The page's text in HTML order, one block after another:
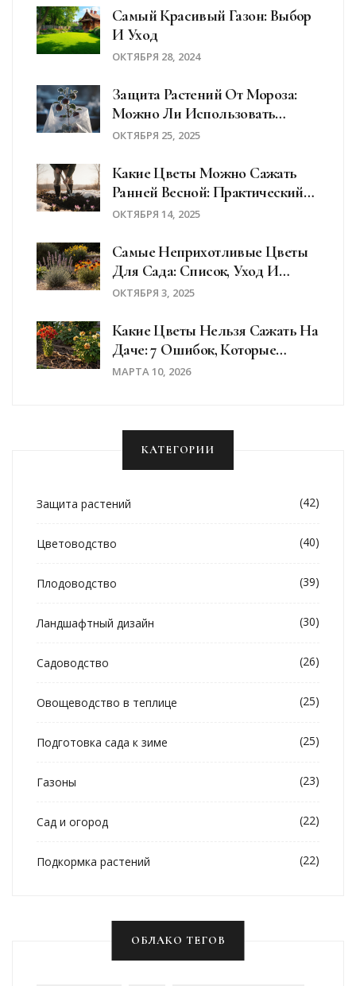
Самый Красивый Газон: Выбор
И Уход
ОКТЯБРЯ 28, 2024
Защита Растений От Мороза:
Можно Ли Использовать
Полиэтиленовые Пакеты?
ОКТЯБРЯ 25, 2025
Какие Цветы Можно Сажать
Ранней Весной: Практический
Гид
ОКТЯБРЯ 14, 2025
Самые Неприхотливые Цветы
Для Сада: Список, Уход И
Советы
ОКТЯБРЯ 3, 2025
Какие Цветы Нельзя Сажать На
Даче: 7 Ошибок, Которые
Убивают Ваш Сад
МАРТА 10, 2026
КАТЕГОРИИ
Защита растений (42)
Цветоводство (40)
Плодоводство (39)
Ландшафтный дизайн (30)
Садоводство (26)
Овощеводство в теплице (25)
Подготовка сада к зиме (25)
Газоны (23)
Сад и огород (22)
Подкормка растений (22)
ОБЛАКО ТЕГОВ